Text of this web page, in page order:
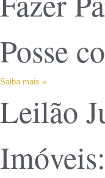
Posse
Saiba mais »
Leilão